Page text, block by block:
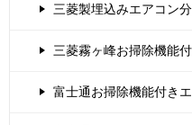
三菱製埋込みエアコン
三菱霧ヶ峰お掃除機能
富士通お掃除機能付き